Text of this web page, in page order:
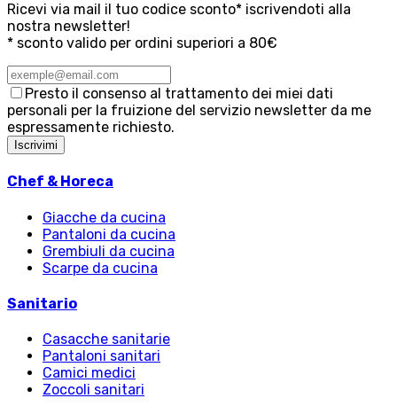
Ricevi via mail il tuo codice sconto* iscrivendoti alla
nostra newsletter!
* sconto valido per ordini superiori a 80€
Presto il consenso al trattamento dei miei dati
personali per la fruizione del servizio newsletter da me
espressamente richiesto.
Iscrivimi
Chef & Horeca
Giacche da cucina
Pantaloni da cucina
Grembiuli da cucina
Scarpe da cucina
Sanitario
Casacche sanitarie
Pantaloni sanitari
Camici medici
Zoccoli sanitari